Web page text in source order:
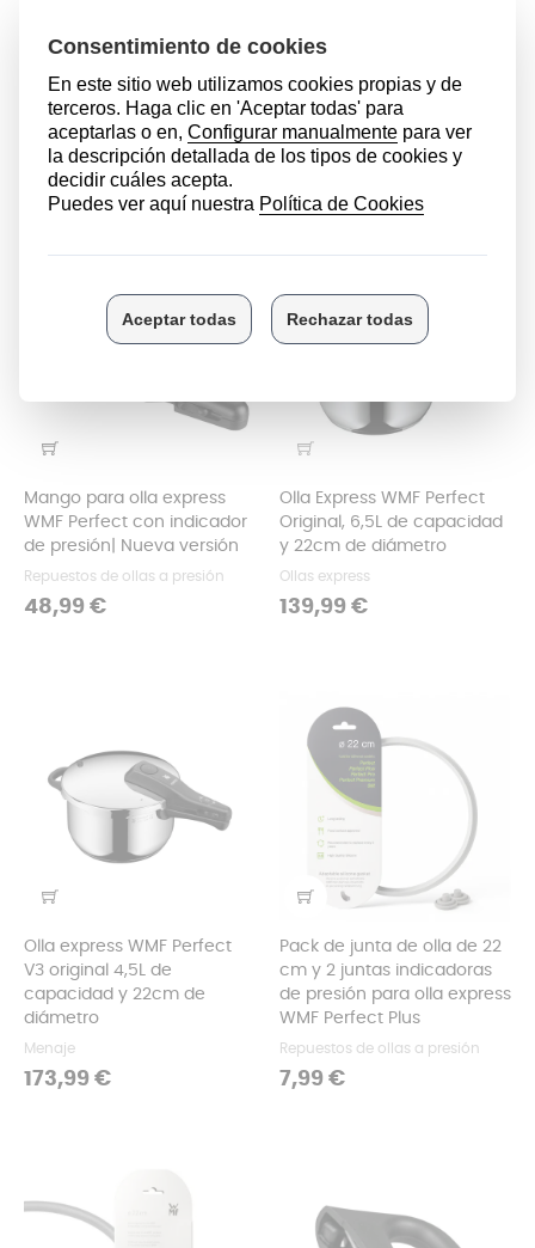
Mango olla WMF Perfect Pro
Repuestos de ollas a presión
Precio
64,99 €
Mango original para ollas
express WMF Perfect Plus |
Nueva versión
Repuestos de ollas a presión
Precio
57,99 €
Mango para olla express
WMF Perfect con indicador
de presión| Nueva versión
Repuestos de ollas a presión
Precio
48,99 €
SIN STOCK
Olla Express WMF Perfect
Original, 6,5L de capacidad
y 22cm de diámetro
Ollas express
Precio
139,99 €
Olla express WMF Perfect
V3 original 4,5L de
capacidad y 22cm de
diámetro
Menaje
Precio
173,99 €
Pack de junta de olla de 22
cm y 2 juntas indicadoras
de presión para olla express
WMF Perfect Plus
Repuestos de ollas a presión
Precio
7,99 €